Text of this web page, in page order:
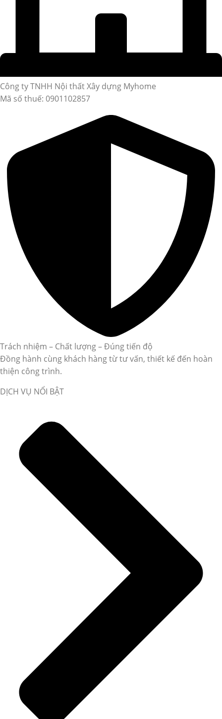
Công ty TNHH Nội thất Xây dựng Myhome
Mã số thuế: 0901102857
Trách nhiệm – Chất lượng – Đúng tiến độ
Đồng hành cùng khách hàng từ tư vấn, thiết kế đến hoàn
thiện công trình.
DỊCH VỤ NỔI BẬT